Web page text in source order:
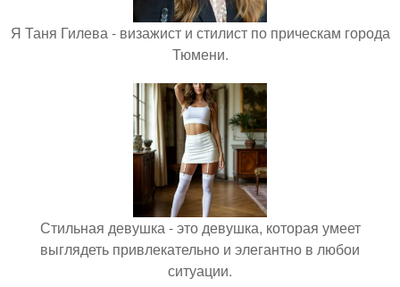
Я Таня Гилева - визажист и стилист по прическам города
Тюмени.
Стильная девушка - это девушка, которая умеет
выглядеть привлекательно и элегантно в любои
ситуации.